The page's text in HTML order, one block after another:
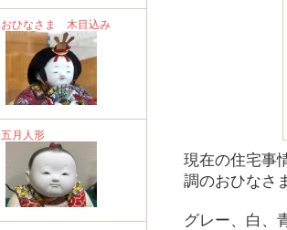
おひなさま 木目込み
五月人形
現在の住宅事
調のおひなさ
グレー、白、